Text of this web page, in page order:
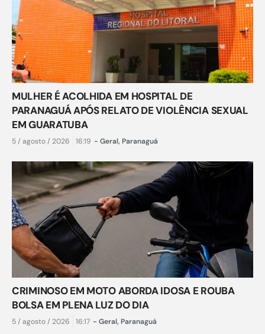
MULHER É ACOLHIDA EM HOSPITAL DE
PARANAGUÁ APÓS RELATO DE VIOLÊNCIA SEXUAL
EM GUARATUBA
5 / agosto / 2026 16:19 - Geral, Paranaguá
CRIMINOSO EM MOTO ABORDA IDOSA E ROUBA
BOLSA EM PLENA LUZ DO DIA
5 / agosto / 2026 16:17 - Geral, Paranaguá